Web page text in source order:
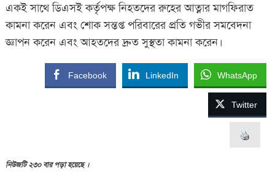
একই সাথে ডিএসই কর্তৃপক্ষ নিহতদের রুহের আত্নার মাগফিরাত
কামনা করেন এবং শোক সন্তপ্ত পরিবারের প্রতি গভীর সমবেদনা
জ্ঞাপন করেন এবং আহতদের দ্রুত সুস্থতা কামনা করেন।
Facebook LinkedIn WhatsApp
Twitter
নিউজটি ২৩০ বার পড়া হয়েছে ।